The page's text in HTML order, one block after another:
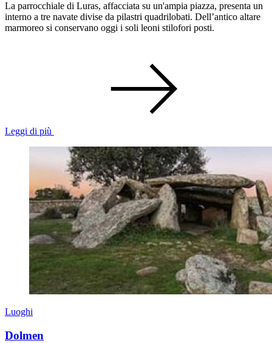
La parrocchiale di Luras, affacciata su un'ampia piazza, presenta un
interno a tre navate divise da pilastri quadrilobati. Dell’antico altare
marmoreo si conservano oggi i soli leoni stilofori posti.
Leggi di più
Luoghi
Dolmen